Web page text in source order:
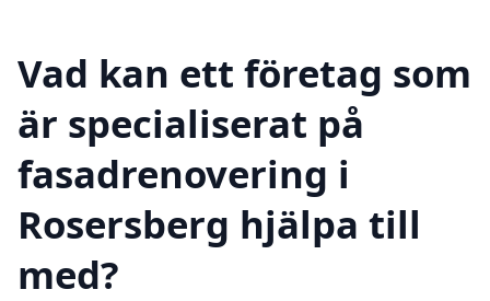
Vad kan ett företag som
är specialiserat på
fasadrenovering i
Rosersberg hjälpa till
med?